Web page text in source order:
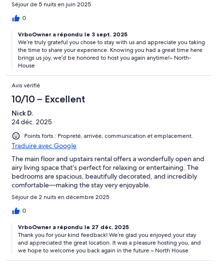
Séjour de 5 nuits en juin 2025
0
VrboOwner a répondu le 3 sept. 2025
We’re truly grateful you chose to stay with us and appreciate you taking
the time to share your experience. Knowing you had a great time here
brings us joy, we’d be honored to host you again anytime!~ North-
House
Avis vérifié
10/10 – Excellent
Nick D.
24 déc. 2025
Points forts : Propreté, arrivée, communication et emplacement.
Traduire avec Google
The main floor and upstairs rental offers a wonderfully open and
airy living space that’s perfect for relaxing or entertaining. The
bedrooms are spacious, beautifully decorated, and incredibly
comfortable—making the stay very enjoyable.
Séjour de 2 nuits en décembre 2025
0
VrboOwner a répondu le 27 déc. 2025
Thank you for your kind feedback! We’re glad you enjoyed your stay
and appreciated the great location. It was a pleasure hosting you, and
we hope to welcome you back again in the future.~ North House